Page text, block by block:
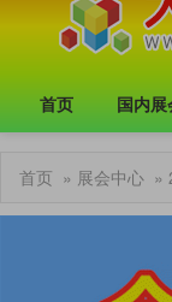
首页 国内展
首页 » 展会中心 »